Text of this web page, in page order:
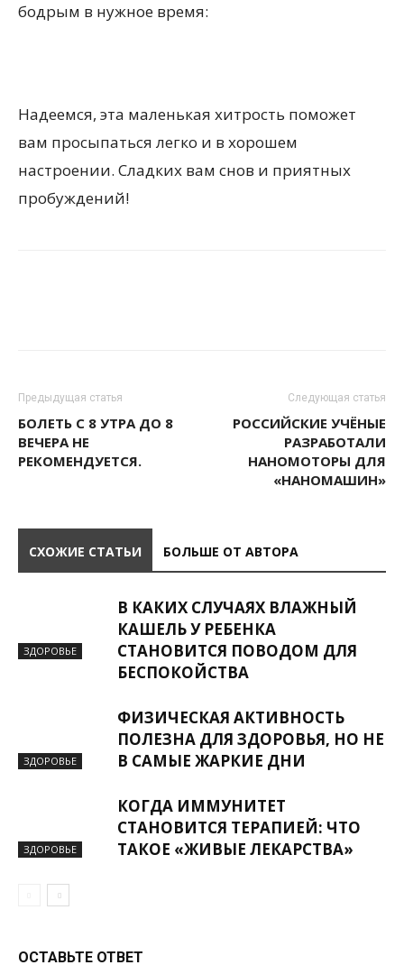
бодрым в нужное время:
Надеемся, эта маленькая хитрость поможет
вам просыпаться легко и в хорошем
настроении. Сладких вам снов и приятных
пробуждений!
Предыдущая статья
БОЛЕТЬ С 8 УТРА ДО 8
ВЕЧЕРА НЕ
РЕКОМЕНДУЕТСЯ.
Следующая статья
РОССИЙСКИЕ УЧЁНЫЕ
РАЗРАБОТАЛИ
НАНОМОТОРЫ ДЛЯ
«НАНОМАШИН»
СХОЖИЕ СТАТЬИ БОЛЬШЕ ОТ АВТОРА
ЗДОРОВЬЕ
В КАКИХ СЛУЧАЯХ ВЛАЖНЫЙ
КАШЕЛЬ У РЕБЕНКА
СТАНОВИТСЯ ПОВОДОМ ДЛЯ
БЕСПОКОЙСТВА
ЗДОРОВЬЕ
ФИЗИЧЕСКАЯ АКТИВНОСТЬ
ПОЛЕЗНА ДЛЯ ЗДОРОВЬЯ, НО НЕ
В САМЫЕ ЖАРКИЕ ДНИ
ЗДОРОВЬЕ
КОГДА ИММУНИТЕТ
СТАНОВИТСЯ ТЕРАПИЕЙ: ЧТО
ТАКОЕ «ЖИВЫЕ ЛЕКАРСТВА»
ОСТАВЬТЕ ОТВЕТ